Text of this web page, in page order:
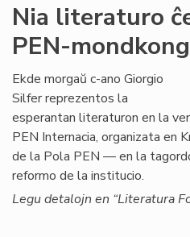
Nia literaturo
PEN-
Ekde morgaŭ c-ano Giorgio
Silfer reprezentos la
esperantan literaturon en la
PEN Internacia, organizata en
de la Pola PEN — en la
reformo de la institucio.
Legu detalojn en “Literatura